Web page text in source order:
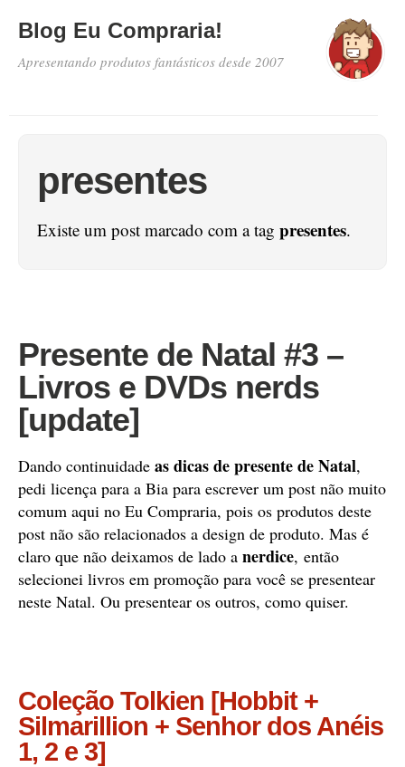
Blog Eu Compraria!
Apresentando produtos fantásticos desde 2007
presentes
Existe um post marcado com a tag presentes.
Presente de Natal #3 –
Livros e DVDs nerds
[update]
Dando continuidade as dicas de presente de Natal,
pedi licença para a Bia para escrever um post não muito
comum aqui no Eu Compraria, pois os produtos deste
post não são relacionados a design de produto. Mas é
claro que não deixamos de lado a nerdice, então
selecionei livros em promoção para você se presentear
neste Natal. Ou presentear os outros, como quiser.
Coleção Tolkien [Hobbit +
Silmarillion + Senhor dos Anéis
1, 2 e 3]